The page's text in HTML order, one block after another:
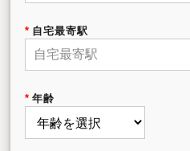
自宅最寄駅
年齢